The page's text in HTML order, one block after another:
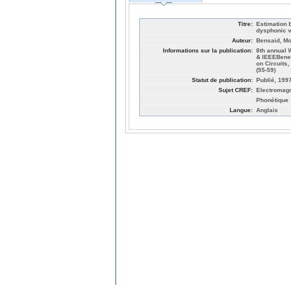
Titre: Estimation
dysphonic
Auteur: Bensaid,
Informations sur la publication: 8th annual
&
on Circuits,
(55-59)
Statut de publication: Publié, 1997
Sujet CREF:
Phonétique
Langue: Anglais